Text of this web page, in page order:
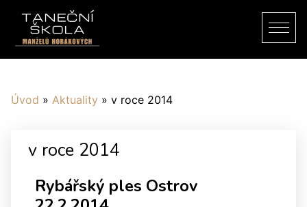
Úvod » Aktuality » v roce 2014
v roce 2014
Rybářský ples Ostrov